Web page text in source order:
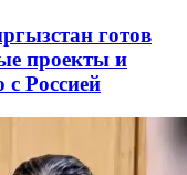
готов
проекты и
с Россией